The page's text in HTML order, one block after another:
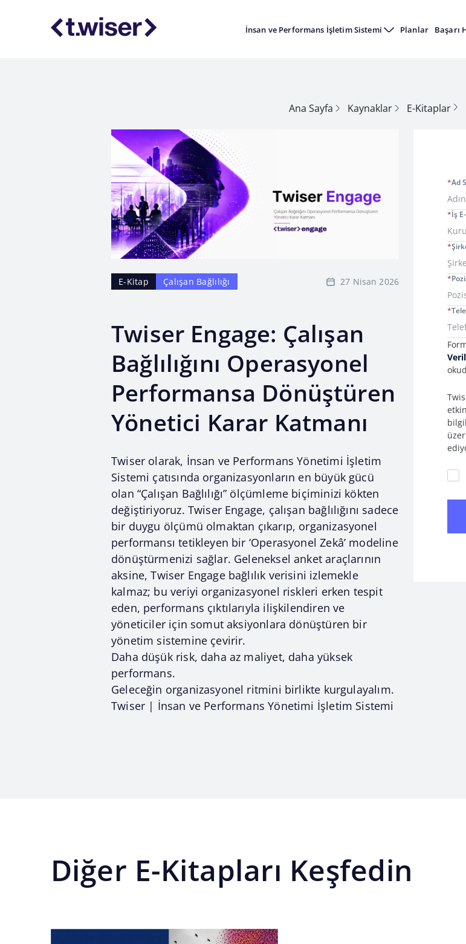
İnsan ve Performans İşletim Sistemi Planlar Başarı
Ana Sayfa Kaynaklar E-Kitaplar
E-Kitap Çalışan Bağlılığı 27 Nisan 2026
Twiser Engage: Çalışan
Bağlılığını Operasyonel
Performansa Dönüştüren
Yönetici Karar Katmanı
Twiser olarak, İnsan ve Performans Yönetimi İşletim
Sistemi çatısında organizasyonların en büyük gücü
olan “Çalışan Bağlılığı” ölçümleme biçiminizi kökten
değiştiriyoruz. Twiser Engage, çalışan bağlılığını sadece
bir duygu ölçümü olmaktan çıkarıp, organizasyonel
performansı tetikleyen bir ‘Operasyonel Zekâ’ modeline
dönüştürmenizi sağlar. Geleneksel anket araçlarının
aksine, Twiser Engage bağlılık verisini izlemekle
kalmaz; bu veriyi organizasyonel riskleri erken tespit
eden, performans çıktılarıyla ilişkilendiren ve
yöneticiler için somut aksiyonlara dönüştüren bir
yönetim sistemine çevirir.
Daha düşük risk, daha az maliyet, daha yüksek
performans.
Geleceğin organizasyonel ritmini birlikte kurgulayalım.
Twiser | İnsan ve Performans Yönetimi İşletim Sistemi
Ad
*
İş
*
*
*
*
Diğer E-Kitapları Keşfedin